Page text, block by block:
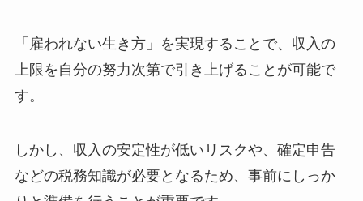
「雇われない生き方」を実現することで、収入の
上限を自分の努力次第で引き上げることが可能で
す。
しかし、収入の安定性が低いリスクや、確定申告
などの税務知識が必要となるため、事前にしっか